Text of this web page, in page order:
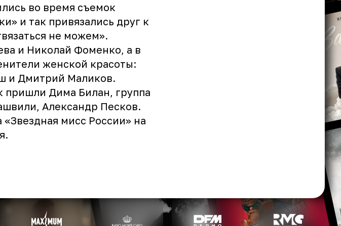
во время съемок
и так привязались друг к
не можем».
и Николай Фоменко, а в
женской красоты:
и Дмитрий Маликов.
пришли Дима Билан, группа
Александр Песков.
мисс России» на